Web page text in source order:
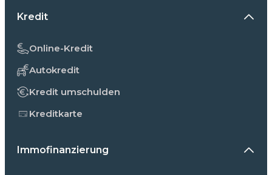
Kredit
Online-Kredit
Autokredit
Kredit umschulden
Kreditkarte
Immofinanzierung